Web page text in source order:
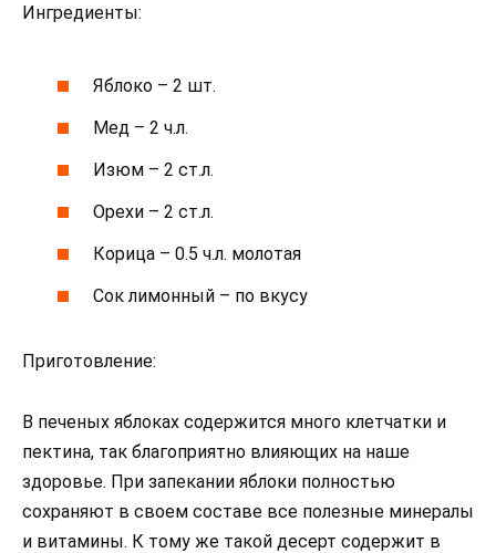
Ингредиенты:
Яблоко – 2 шт.
Мед – 2 ч.л.
Изюм – 2 ст.л.
Орехи – 2 ст.л.
Корица – 0.5 ч.л. молотая
Сок лимонный – по вкусу
Приготовление:
В печеных яблоках содержится много клетчатки и
пектина, так благоприятно влияющих на наше
здоровье. При запекании яблоки полностью
сохраняют в своем составе все полезные минералы
и витамины. К тому же такой десерт содержит в